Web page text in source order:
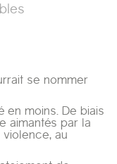
se nommer
moins. De biais
aimantés par la
au